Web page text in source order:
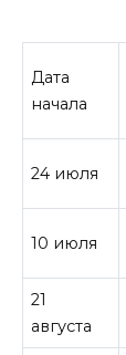
Дата
начала
24 июля
10 июля
21
августа